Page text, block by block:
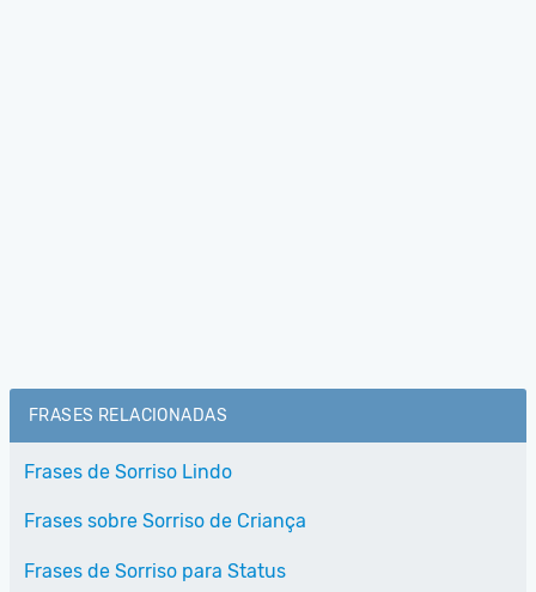
FRASES RELACIONADAS
Frases de Sorriso Lindo
Frases sobre Sorriso de Criança
Frases de Sorriso para Status